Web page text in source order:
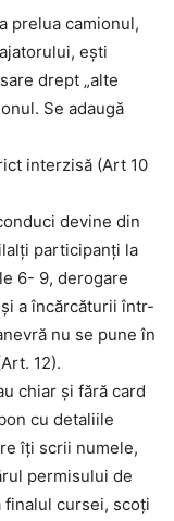
prelua camionul,
ești
drept „alte
Se adaugă
interzisă (Art 10
devine din
participanți la
6- 9, derogare
a încărcăturii într-
nu se pune în
12).
chiar și fără card
cu detaliile
îți scrii numele,
permisului de
finalul cursei, scoți